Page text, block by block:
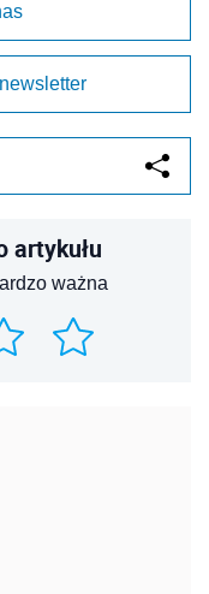
artykułu
ważna